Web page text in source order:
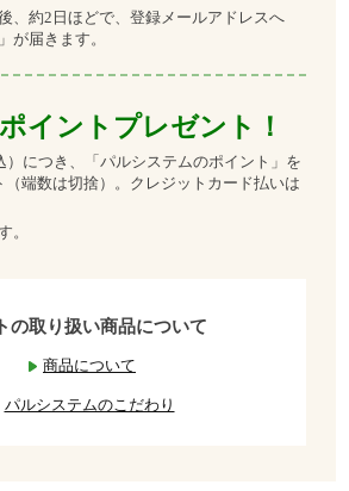
、約2日ほどで、登録メールアドレスへ
が届きます。
イントプレゼント！
）につき、「パルシステムのポイント」を
（端数は切捨）。クレジットカード払いは
。
の取り扱い商品について
商品について
パルシステムのこだわり